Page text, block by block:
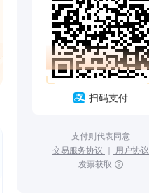
扫码支付
支付则代表同意
交易服务协议 ｜ 用户协议
发票获取